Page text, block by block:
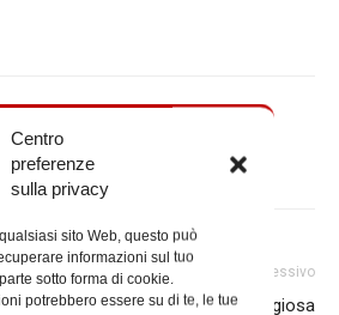
Centro
preferenze
sulla privacy
sito Web, questo può
informazioni sul tuo
sotto forma di cookie.
potrebbero essere su di te, le tue
della
Articolo successivo
Il valore della cultura religiosa